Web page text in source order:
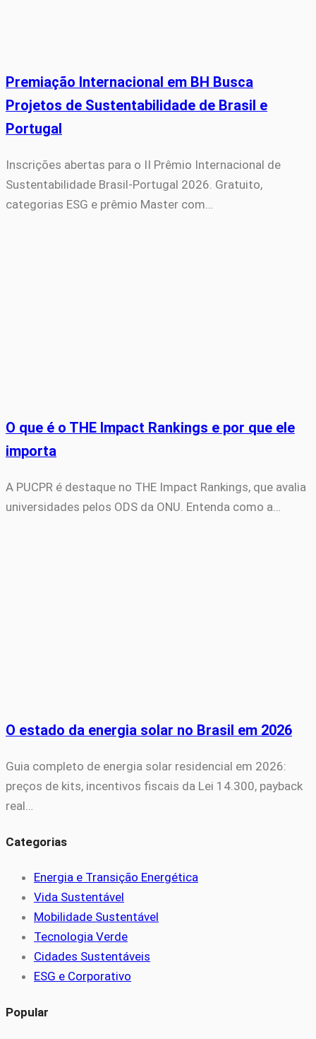
Premiação Internacional em BH Busca
Projetos de Sustentabilidade de Brasil e
Portugal
Inscrições abertas para o II Prêmio Internacional de
Sustentabilidade Brasil-Portugal 2026. Gratuito,
categorias ESG e prêmio Master com…
O que é o THE Impact Rankings e por que ele
importa
A PUCPR é destaque no THE Impact Rankings, que avalia
universidades pelos ODS da ONU. Entenda como a…
O estado da energia solar no Brasil em 2026
Guia completo de energia solar residencial em 2026:
preços de kits, incentivos fiscais da Lei 14.300, payback
real…
Categorias
Energia e Transição Energética
Vida Sustentável
Mobilidade Sustentável
Tecnologia Verde
Cidades Sustentáveis
ESG e Corporativo
Popular